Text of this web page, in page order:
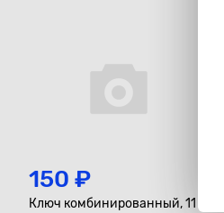
150 ₽
Ключ комбинированный, 11